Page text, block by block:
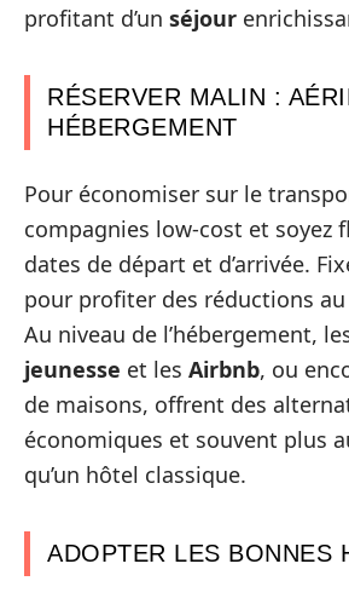
profitant d’un séjour
RÉSERVER MALIN :
HÉBERGEMENT
Pour économiser sur le
compagnies low-cost et soyez
dates de départ et d’arrivée.
pour profiter des réductions
Au niveau de l’hébergement,
jeunesse et les Airbnb, ou
de maisons, offrent des
économiques et souvent plus
qu’un hôtel classique.
ADOPTER LES BONNES